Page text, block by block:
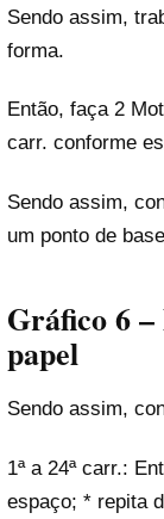
Sendo assim,
forma.
Então, faça 2
carr. conforme
Sendo assim,
um ponto de
Gráfico 6
papel
Sendo assim,
1ª a 24ª carr.:
espaço; * repita